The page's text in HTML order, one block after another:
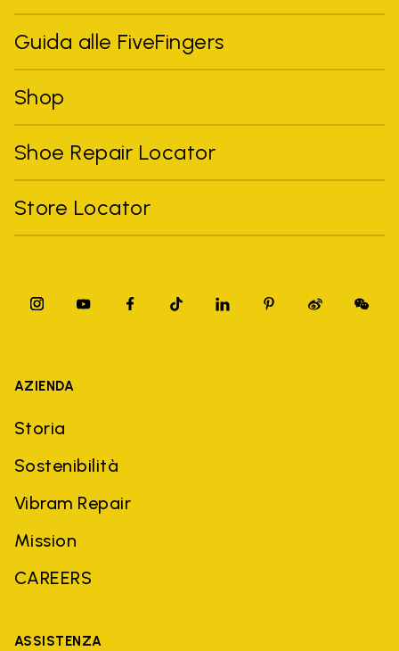
Guida alle FiveFingers
Shop
Shoe Repair Locator
Store Locator
AZIENDA
Storia
Sostenibilità
Vibram Repair
Mission
CAREERS
ASSISTENZA